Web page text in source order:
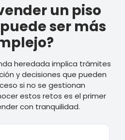
un piso
ser más
heredada implica trámites
y decisiones que pueden
si no se gestionan
estos retos es el primer
con tranquilidad.